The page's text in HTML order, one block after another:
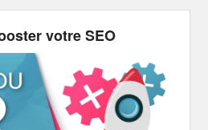
votre SEO